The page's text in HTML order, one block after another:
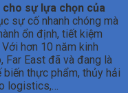
sự lựa chọn của
sự cố nhanh chóng mà
ổn định, tiết kiệm
hơn 10 năm kinh
Far East đã và đang là
thực phẩm, thủy hải
logistics,…